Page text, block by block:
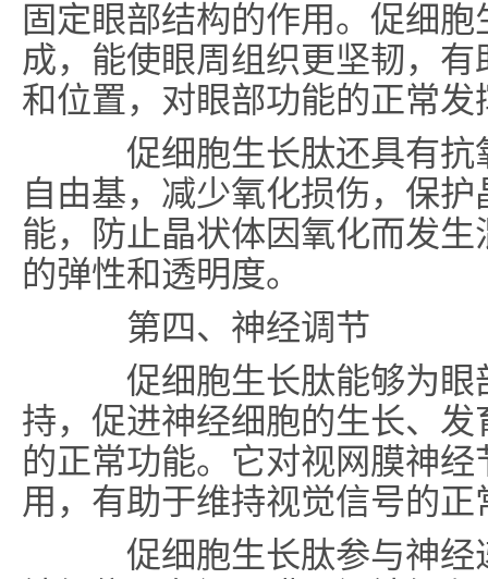
固定眼部结构的作用。促细
成，能使眼周组织更坚韧，
和位置，对眼部功能的正常
促细胞生长肽还具有抗
自由基，减少氧化损伤，保
能，防止晶状体因氧化而发
的弹性和透明度。
第四、 神经调节
促细胞生长肽能够为眼
持，促进神经细胞的生长、
的正常功能。它对视网膜神
用，有助于维持视觉信号的正
促细胞生长肽参与神经